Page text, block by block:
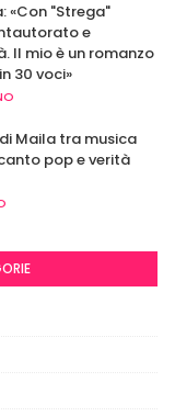
«Con "Strega"
e
Il mio è un romanzo
30 voci»
Maila tra musica
pop e verità